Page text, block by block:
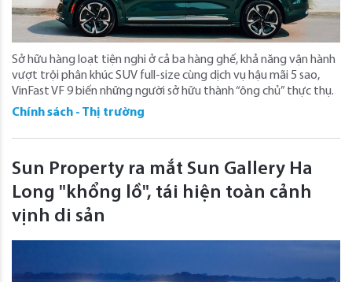
Sở hữu hàng loạt tiện nghi ở cả ba hàng ghế, khả năng vận hành
vượt trội phân khúc SUV full-size cùng dịch vụ hậu mãi 5 sao,
VinFast VF 9 biến những người sở hữu thành “ông chủ” thực thụ.
Chính sách - Thị trường
Sun Property ra mắt Sun Gallery Ha
Long "khổng lồ", tái hiện toàn cảnh
vịnh di sản